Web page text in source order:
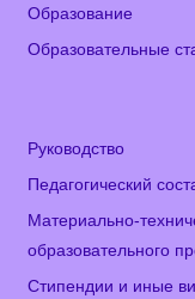
Образование
Образовательные
Руководство
Педагогический
Материально-
образовательного
Стипендии и иные